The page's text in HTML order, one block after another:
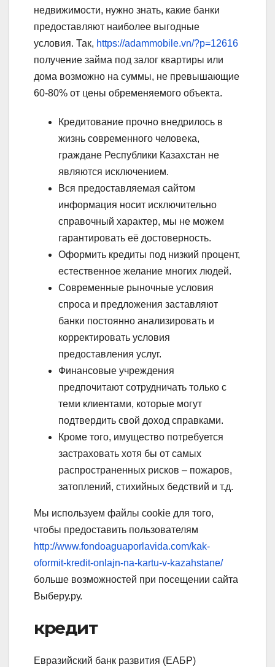
недвижимости, нужно знать, какие банки
предоставляют наиболее выгодные
условия. Так, https://adammobile.vn/?p=12616
получение займа под залог квартиры или
дома возможно на суммы, не превышающие
60-80% от цены обременяемого объекта.
Кредитование прочно внедрилось в
жизнь современного человека,
граждане Республики Казахстан не
являются исключением.
Вся предоставляемая сайтом
информация носит исключительно
справочный характер, мы не можем
гарантировать её достоверность.
Оформить кредиты под низкий процент,
естественное желание многих людей.
Современные рыночные условия
спроса и предложения заставляют
банки постоянно анализировать и
корректировать условия
предоставления услуг.
Финансовые учреждения
предпочитают сотрудничать только с
теми клиентами, которые могут
подтвердить свой доход справками.
Кроме того, имущество потребуется
застраховать хотя бы от самых
распространенных рисков – пожаров,
затоплений, стихийных бедствий и т.д.
Мы используем файлы cookie для того,
чтобы предоставить пользователям
http://www.fondoaguaporlavida.com/kak-
oformit-kredit-onlajn-na-kartu-v-kazahstane/
больше возможностей при посещении сайта
Выберу.ру.
кредит
Евразийский банк развития (ЕАБР)